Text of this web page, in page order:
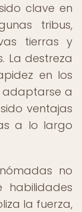
clave en
tribus,
tierras y
La destreza
en los
a
ventajas
a lo largo
no
la fuerza,